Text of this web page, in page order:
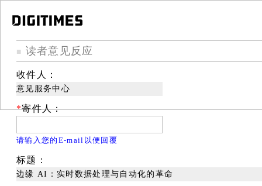
■ 读者意见反应
收件人：
意见服务中心
*寄件人：
请输入您的E-mail以便回覆
标题：
边缘 AI：实时数据处理与自动化的革命